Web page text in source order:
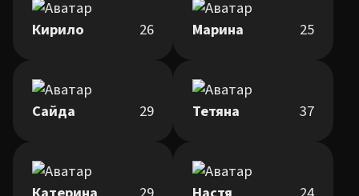
Кирило 26 Марина 25
Сайда 29 Тетяна 37